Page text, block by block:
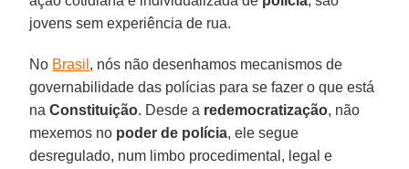
jovens sem experiência de rua.
No Brasil , nós não desenhamos mecanismos de
governabilidade das polícias para se fazer o que está
naConstituição. Desde a redemocratização, não
mexemos no poder de polícia, ele segue
desregulado, num limbo procedimental, legal e